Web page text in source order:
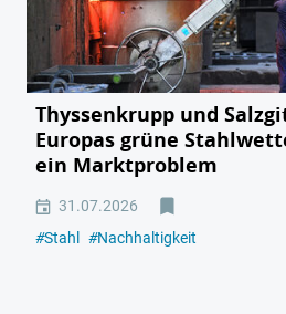
Thyssenkrupp und
Europas grüne
ein Marktproblem
31.07.2026
#Stahl #Nachhaltigkeit